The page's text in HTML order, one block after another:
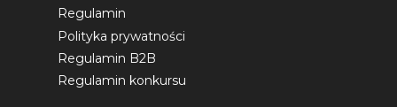
Regulamin
Polityka prywatności
Regulamin B2B
Regulamin konkursu